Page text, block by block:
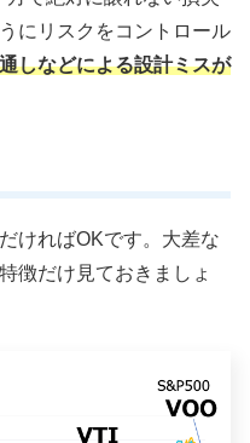
にリスクをコントロール
しなどによる設計ミスが
ければOKです。大差な
徴だけ見ておきましょ